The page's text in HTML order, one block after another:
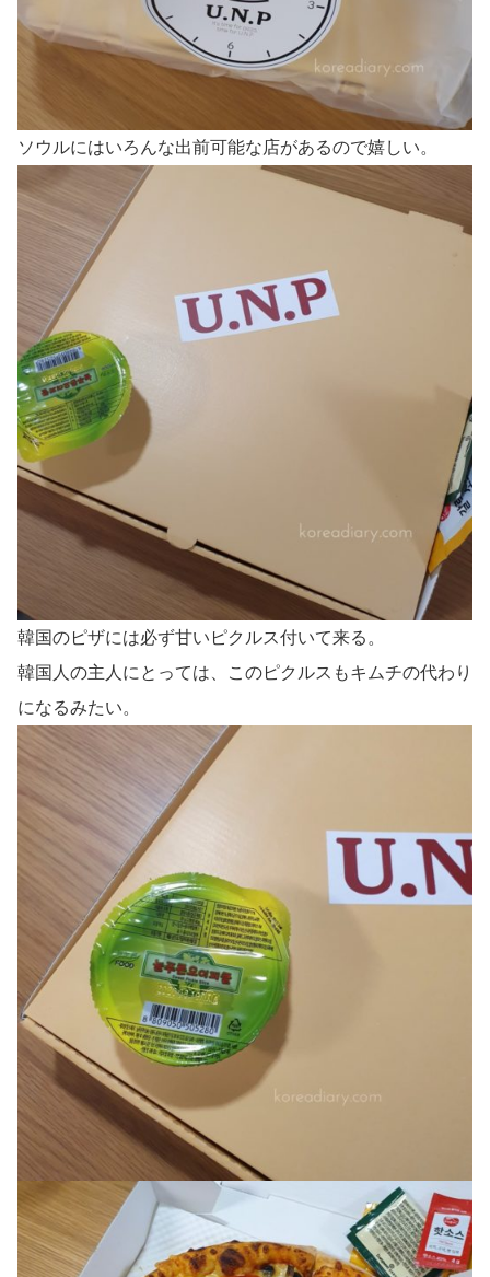
ソウルにはいろんな出前可能な店があるので嬉しい。
韓国のピザには必ず甘いピクルス付いて来る。
韓国人の主人にとっては、このピクルスもキムチの代わり
になるみたい。